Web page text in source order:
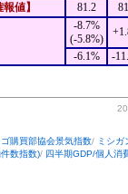
値】 81.2
-8.7%
(-5.8%)
-6.1%
-
ゴ購買部協会景気指数/ ミシガ
数指数)/ 四半期GDP/個人消